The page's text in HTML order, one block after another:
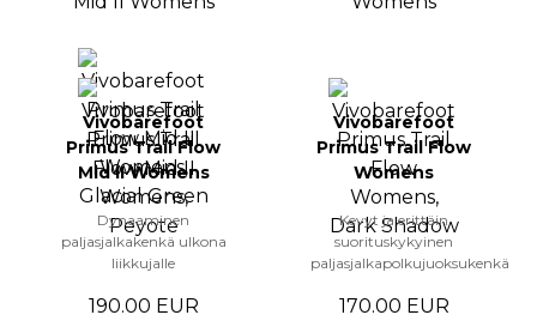
Vivobarefoot
Primus Trail Flow
Mid II Womens
Dynaaminen
paljasjalkakenkä ulkona
liikkujalle
190.00 EUR
Vivobarefoot
Primus Trail Flow
Womens
Kevyt ja erittäin
suorituskykyinen
paljasjalkapolkujuoksukenkä
170.00 EUR